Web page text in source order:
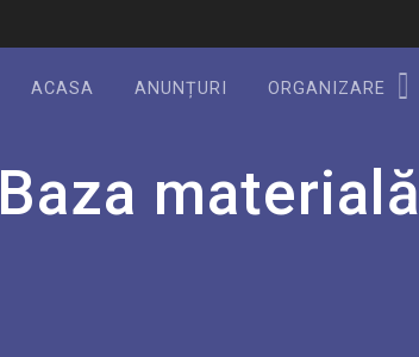
ACASA ANUNȚURI ORGANIZARE
Baza materială